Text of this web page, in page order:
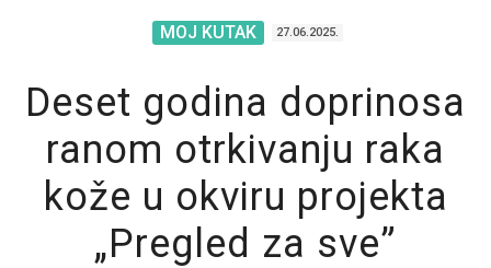
MOJ KUTAK 27.06.2025.
Deset godina doprinosa
ranom otrkivanju raka
kože u okviru projekta
„Pregled za sve”